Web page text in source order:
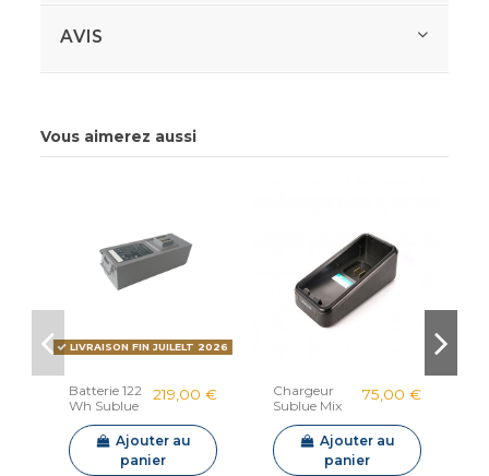
AVIS
Vous aimerez aussi
LIVRAISON FIN JUILELT 2026
Batterie 122
Wh Sublue
Pro
219,00 €
Ajouter au
panier
Chargeur
Sublue Mix
75,00 €
Ajouter au
panier